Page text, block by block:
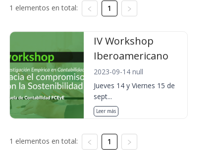
1 elementos en total: 1
IV Workshop
Iberoamericano
2023-09-14 null
Jueves 14 y Viernes 15 de
sept...
Leer más
1 elementos en total: 1